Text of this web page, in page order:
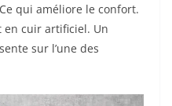
qui améliore le confort.
en cuir artificiel. Un
sur l’une des